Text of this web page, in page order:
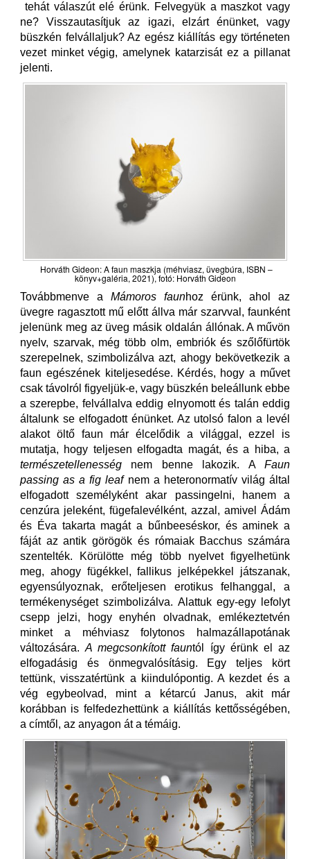
tehát válaszút elé érünk. Felvegyük a maszkot vagy
ne? Visszautasítjuk az igazi, elzárt énünket, vagy
büszkén felvállaljuk? Az egész kiállítás egy történeten
vezet minket végig, amelynek katarzisát ez a pillanat
jelenti.
Horváth Gideon: A faun maszkja (méhviasz, üvegbúra, ISBN –
könyv+galéria, 2021), fotó: Horváth Gideon
Továbbmenve a Mámoros faunhoz érünk, ahol az
üvegre ragasztott mű előtt állva már szarvval, faunként
jelenünk meg az üveg másik oldalán állónak. A művön
nyelv, szarvak, még több olm, embriók és szőlőfürtök
szerepelnek, szimbolizálva azt, ahogy bekövetkezik a
faun egészének kiteljesedése. Kérdés, hogy a művet
csak távolról figyeljük-e, vagy büszkén beleállunk ebbe
a szerepbe, felvállalva eddig elnyomott és talán eddig
általunk se elfogadott énünket. Az utolsó falon a levél
alakot öltő faun már élcelődik a világgal, ezzel is
mutatja, hogy teljesen elfogadta magát, és a hiba, a
természetellenesség nem benne lakozik. A Faun
passing as a fig leaf nem a heteronormatív világ által
elfogadott személyként akar passingelni, hanem a
cenzúra jeleként, fügefalevélként, azzal, amivel Ádám
és Éva takarta magát a bűnbeeséskor, és aminek a
fáját az antik görögök és rómaiak Bacchus számára
szentelték. Körülötte még több nyelvet figyelhetünk
meg, ahogy fügékkel, fallikus jelképekkel játszanak,
egyensúlyoznak, erőteljesen erotikus felhanggal, a
termékenységet szimbolizálva. Alattuk egy-egy lefolyt
csepp jelzi, hogy enyhén olvadnak, emlékeztetvén
minket a méhviasz folytonos halmazállapotának
változására.A megcsonkított fauntól így érünk el az
elfogadásig és önmegvalósításig. Egy teljes kört
tettünk, visszatértünk a kiindulópontig. A kezdet és a
vég egybeolvad, mint a kétarcú Janus, akit már
korábban is felfedezhettünk a kiállítás kettősségében,
a címtől, az anyagon át a témáig.